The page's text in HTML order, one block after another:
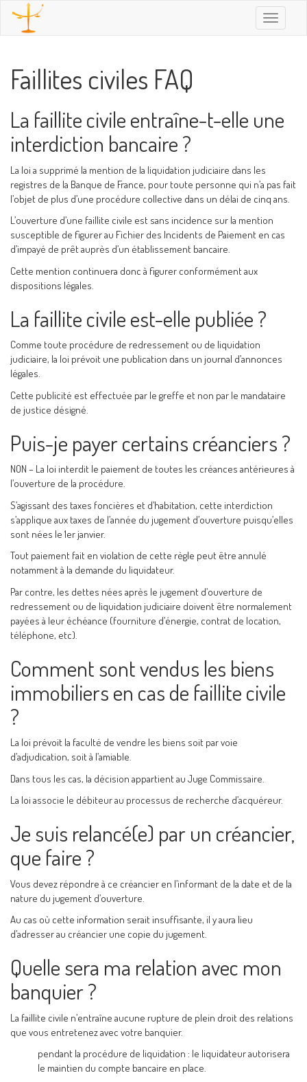
Toggle
Faillites civiles FAQ
La faillite civile entraîne-t-elle une
interdiction bancaire ?
La loi a supprimé la mention de la liquidation judiciaire dans les
registres de la Banque de France, pour toute personne qui n’a pas fait
l’objet de plus d’une procédure collective dans un délai de cinq ans.
L’ouverture d’une faillite civile est sans incidence sur la mention
susceptible de figurer au Fichier des Incidents de Paiement en cas
d’impayé de prêt auprès d’un établissement bancaire.
Cette mention continuera donc à figurer conformément aux
dispositions légales.
La faillite civile est-elle publiée ?
Comme toute procédure de redressement ou de liquidation
judiciaire, la loi prévoit une publication dans un journal d’annonces
légales.
Cette publicité est effectuée par le greffe et non par le mandataire
de justice désigné.
Puis-je payer certains créanciers ?
NON – La loi interdit le paiement de toutes les créances antérieures à
l’ouverture de la procédure.
S’agissant des taxes foncières et d’habitation, cette interdiction
s’applique aux taxes de l’année du jugement d’ouverture puisqu’elles
sont nées le 1er janvier.
Tout paiement fait en violation de cette règle peut être annulé
notamment à la demande du liquidateur.
Par contre, les dettes nées après le jugement d’ouverture de
redressement ou de liquidation judiciaire doivent être normalement
payées à leur échéance (fourniture d’énergie, contrat de location,
téléphone, etc).
Comment sont vendus les biens
immobiliers en cas de faillite civile
?
La loi prévoit la faculté de vendre les biens soit par voie
d’adjudication, soit à l’amiable.
Dans tous les cas, la décision appartient au Juge Commissaire.
La loi associe le débiteur au processus de recherche d’acquéreur.
Je suis relancé(e) par un créancier,
que faire ?
Vous devez répondre à ce créancier en l’informant de la date et de la
nature du jugement d’ouverture.
Au cas où cette information serait insuffisante, il y aura lieu
d’adresser au créancier une copie du jugement.
Quelle sera ma relation avec mon
banquier ?
La faillite civile n’entraîne aucune rupture de plein droit des relations
que vous entretenez avec votre banquier.
pendant la procédure de liquidation : le liquidateur autorisera
le maintien du compte bancaire en place.